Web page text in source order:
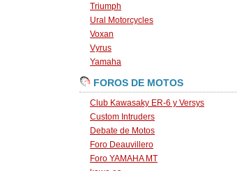
Triumph
Ural Motorcycles
Voxan
Vyrus
Yamaha
FOROS DE MOTOS
Club Kawasaky ER-6 y Versys
Custom Intruders
Debate de Motos
Foro Deauvillero
Foro YAMAHA MT